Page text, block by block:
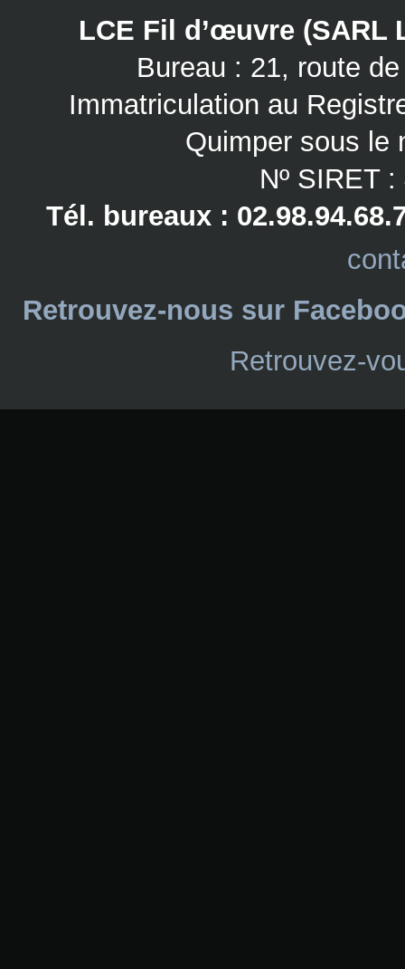
LCE Fil d’œuvre
Bureau : 21, route
Immatriculation au
Quimper sous le
Nº SIRET
Tél. bureaux :
Retrouvez-nous sur
Retrouvez-